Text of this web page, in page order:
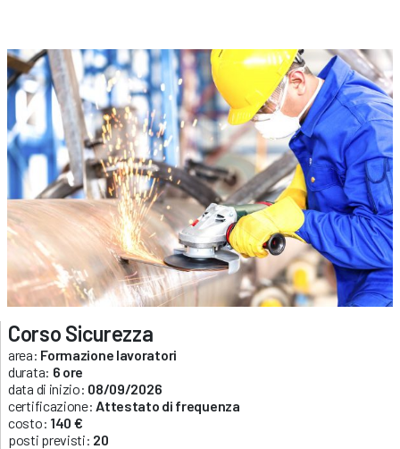
Corso Sicurezza
area: Formazione lavoratori
durata: 6 ore
data di inizio: 08/09/2026
certificazione: Attestato di frequenza
costo: 140 €
posti previsti: 20